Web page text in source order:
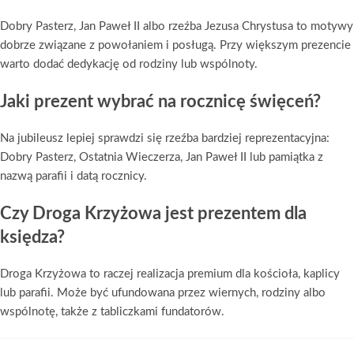
Dobry Pasterz, Jan Paweł II albo rzeźba Jezusa Chrystusa to motywy
dobrze związane z powołaniem i posługą. Przy większym prezencie
warto dodać dedykację od rodziny lub wspólnoty.
Jaki prezent wybrać na rocznicę święceń?
Na jubileusz lepiej sprawdzi się rzeźba bardziej reprezentacyjna:
Dobry Pasterz, Ostatnia Wieczerza, Jan Paweł II lub pamiątka z
nazwą parafii i datą rocznicy.
Czy Droga Krzyżowa jest prezentem dla
księdza?
Droga Krzyżowa to raczej realizacja premium dla kościoła, kaplicy
lub parafii. Może być ufundowana przez wiernych, rodziny albo
wspólnotę, także z tabliczkami fundatorów.